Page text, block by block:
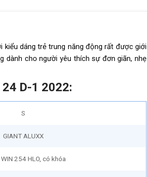
kiểu dáng trẻ trung năng động rất được giới
dành cho người yêu thích sự đơn giãn, nhẹ
D-1 2022:
S
GIANT ALUXX
254 HLO, có khóa